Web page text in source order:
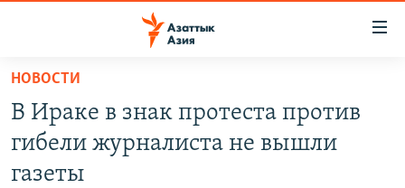
Вернуться
основному
содержанию
КАЗАХСТАН
НОВОСТИ
ВОЙНА В УКРАИНЕ
НОВОСТИ
В Ираке в знак протеста против
гибели журналиста не вышли
газеты